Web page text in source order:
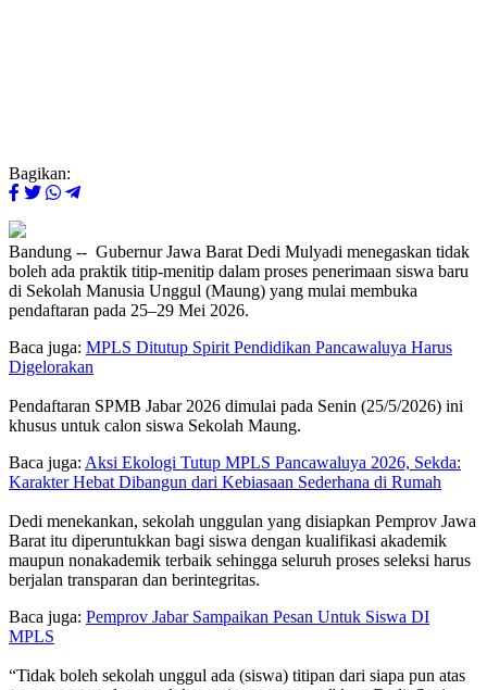
Bagikan:
Bandung -- Gubernur Jawa Barat Dedi Mulyadi menegaskan tidak
boleh ada praktik titip-menitip dalam proses penerimaan siswa baru
di Sekolah Manusia Unggul (Maung) yang mulai membuka
pendaftaran pada 25–29 Mei 2026.
Baca juga: MPLS Ditutup Spirit Pendidikan Pancawaluya Harus
Digelorakan
Pendaftaran SPMB Jabar 2026 dimulai pada Senin (25/5/2026) ini
khusus untuk calon siswa Sekolah Maung.
Baca juga: Aksi Ekologi Tutup MPLS Pancawaluya 2026, Sekda:
Karakter Hebat Dibangun dari Kebiasaan Sederhana di Rumah
Dedi menekankan, sekolah unggulan yang disiapkan Pemprov Jawa
Barat itu diperuntukkan bagi siswa dengan kualifikasi akademik
maupun nonakademik terbaik sehingga seluruh proses seleksi harus
berjalan transparan dan berintegritas.
Baca juga: Pemprov Jabar Sampaikan Pesan Untuk Siswa DI
MPLS
“Tidak boleh sekolah unggul ada (siswa) titipan dari siapa pun atas